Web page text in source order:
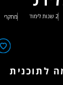
2 שנות לימוד מחקרי
לתוכנית